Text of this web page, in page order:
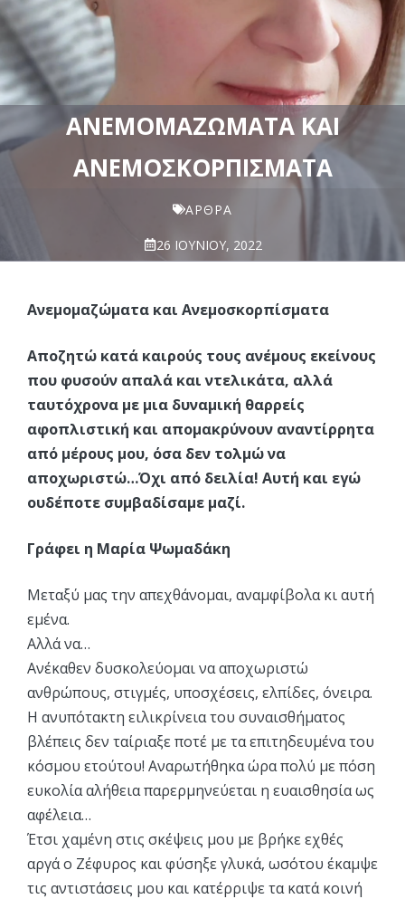
ΑΝΕΜΟΜΑΖΏΜΑΤΑ ΚΑΙ
ΑΝΕΜΟΣΚΟΡΠΊΣΜΑΤΑ
ΆΡΘΡΑ
26 ΙΟΥΝΊΟΥ, 2022
Ανεμομαζώματα και Ανεμοσκορπίσματα
Αποζητώ κατά καιρούς τους ανέμους εκείνους
που φυσούν απαλά και ντελικάτα, αλλά
ταυτόχρονα με μια δυναμική θαρρείς
αφοπλιστική και απομακρύνουν αναντίρρητα
από μέρους μου, όσα δεν τολμώ να
αποχωριστώ…Όχι από δειλία! Αυτή και εγώ
ουδέποτε συμβαδίσαμε μαζί.
Γράφει η Μαρία Ψωμαδάκη
Μεταξύ μας την απεχθάνομαι, αναμφίβολα κι αυτή
εμένα.
Αλλά να…
Ανέκαθεν δυσκολεύομαι να αποχωριστώ
ανθρώπους, στιγμές, υποσχέσεις, ελπίδες, όνειρα.
Η ανυπότακτη ειλικρίνεια του συναισθήματος
βλέπεις δεν ταίριαξε ποτέ με τα επιτηδευμένα του
κόσμου ετούτου! Αναρωτήθηκα ώρα πολύ με πόση
ευκολία αλήθεια παρερμηνεύεται η ευαισθησία ως
αφέλεια…
Έτσι χαμένη στις σκέψεις μου με βρήκε εχθές
αργά ο Ζέφυρος και φύσηξε γλυκά, ωσότου έκαμψε
τις αντιστάσεις μου και κατέρριψε τα κατά κοινή